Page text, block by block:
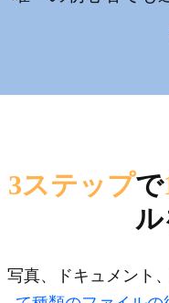
3ステップで
ル
写真、ドキュメント